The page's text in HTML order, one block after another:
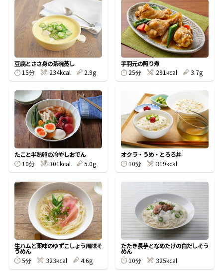
楽チン屋® ストレートつゆ
新鮮一番 『氷熟®』
レシピ特設サイト
割烹白だしレシピ特集
かつおだしが決め手！簡単茶碗蒸し
豆腐とささ身の茶碗蒸し
15分
234kcal 2.9g
手羽元の照り煮
25分
291kcal 3.7g
たこと半熟卵の冷やしおでん
10分
301kcal 5.0g
オクラ・うめ・とろろ丼
10分
319kcal
生ハムと薬味のゆずこしょう風味そ
うめん
5分
323kcal 4.6g
たたき長芋となめたけの白だしそう
めん
10分
325kcal